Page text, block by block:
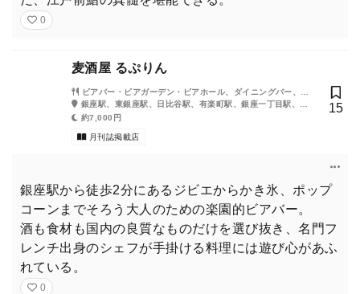
東京カレンダー（東カレ）2025年12月号、特別増
刊号の表紙を飾るのはSnow Man（スノーマン）の
向井康二さん！
0
麦酒屋 るぷりん
ビアバー・ビアガーデン・ビアホール、ダイニングバー、か
き氷、クラフトビール
銀座駅、東銀座駅、日比谷駅、有楽町駅、銀座一丁目駅、新
橋駅、内幸町駅、築地市場駅、汐留駅
約7,000円
月刊誌掲載店
15
銀座駅から徒歩2分にあるジビエからかき氷、ポップ
コーンまでそろう大人のための楽園的ビアバー。
酒も食材も国内の良質なものだけを選び抜き、名門フ
レンチ出身のシェフが手掛ける料理には遊び心があふ
れている。
0